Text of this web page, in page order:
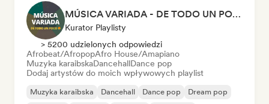
MÚSICA VARIADA - DE TODO UN POCO
Kurator Playlisty
> 5200 udzielonych odpowiedzi
Afrobeat/AfropopAfro House/Amapiano
Muzyka karaibskaDancehallDance pop
Dodaj artystów do moich wpływowych playlist
Muzyka karaibska Dancehall Dance pop
Dream pop